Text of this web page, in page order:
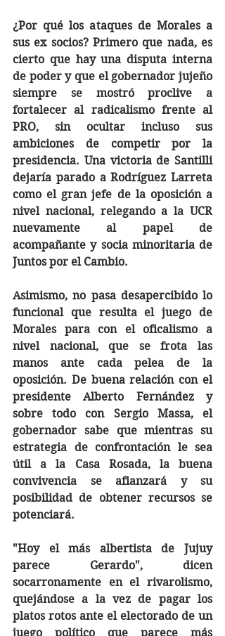
¿Por qué los ataques de Morales a
sus ex socios? Primero que nada, es
cierto que hay una disputa interna
de poder y que el gobernador jujeño
siempre se mostró proclive a
fortalecer al radicalismo frente al
PRO, sin ocultar incluso sus
ambiciones de competir por la
presidencia. Una victoria de Santilli
dejaría parado a Rodríguez Larreta
como el gran jefe de la oposición a
nivel nacional, relegando a la UCR
nuevamente al papel de
acompañante y socia minoritaria de
Juntos por el Cambio.
Asimismo, no pasa desapercibido lo
funcional que resulta el juego de
Morales para con el oficalismo a
nivel nacional, que se frota las
manos ante cada pelea de la
oposición. De buena relación con el
presidente Alberto Fernández y
sobre todo con Sergio Massa, el
gobernador sabe que mientras su
estrategia de confrontación le sea
útil a la Casa Rosada, la buena
convivencia se afianzará y su
posibilidad de obtener recursos se
potenciará.
"Hoy el más albertista de Jujuy
parece Gerardo", dicen
socarronamente en el rivarolismo,
quejándose a la vez de pagar los
platos rotos ante el electorado de un
juego político que parece más